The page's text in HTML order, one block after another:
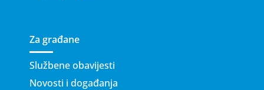
Za građane
Službene obavijesti
Novosti i događanja